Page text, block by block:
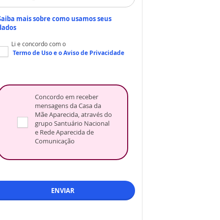
mais sobre como usamos seus
Li e concordo com o
Termo de Usoe oAviso de Privacidade
Concordo em receber
mensagens da Casa da
Mãe Aparecida, através do
grupo Santuário Nacional
e Rede Aparecida de
Comunicação
ENVIAR